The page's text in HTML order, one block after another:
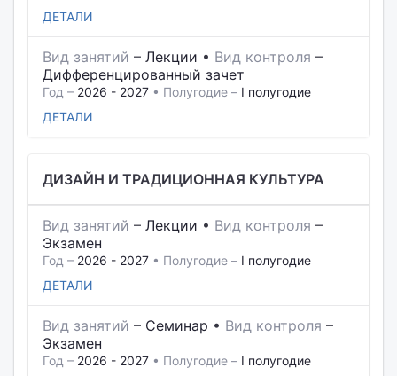
ДЕТАЛИ
Вид занятий – Лекции • Вид контроля –
Дифференцированный зачет
Год – 2026 - 2027 • Полугодие – I полугодие
ДЕТАЛИ
ДИЗАЙН И ТРАДИЦИОННАЯ КУЛЬТУРА
Вид занятий – Лекции • Вид контроля –
Экзамен
Год – 2026 - 2027 • Полугодие – I полугодие
ДЕТАЛИ
Вид занятий – Семинар • Вид контроля –
Экзамен
Год – 2026 - 2027 • Полугодие – I полугодие